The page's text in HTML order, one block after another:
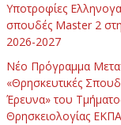
Υποτροφίες
σπουδές Master 2
2026-2027
Νέο Πρόγραμμα
«Θρησκευτικές
Έρευνα» του
Θρησκειολογίας ΕΚΠΑ